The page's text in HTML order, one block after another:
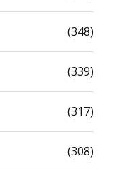
(348)
(339)
(317)
(308)